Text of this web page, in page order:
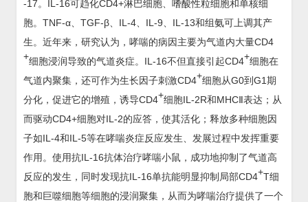
-17。IL-16可趋化CD4+淋巴细胞、嗜酸性粒细胞和单核细
胞。TNF-α、TGF-β、IL-4、IL-9、IL-13和组氨可上调其产
生。近年来，研究认为，哮喘的病因主要为气道内大量CD4
+细胞浸润导致的气道炎症。IL-16不但直接引起CD4+细胞在
气道内聚集，还可作为生长因子刺激CD4+细胞从G0到G1期
分化，促进它的增殖，诱导CD4+细胞IL-2R和MHCⅡ表达；从
而驱动CD4+细胞对IL-2的应答，使其活化；释放多种细胞因
子如IL-4和IL-5等在哮喘炎症反应发生、发展过程中发挥重要
作用。使用抗IL-16抗体治疗哮喘小鼠，成功地抑制了气道高
反应的发生，同时发现抗IL-16单抗能明显抑制局部CD4+T细
胞和巨噬细胞等细胞的浸润聚集，从而为哮喘治疗提供了一个